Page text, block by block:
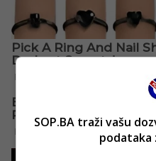
SOP.BA traži vašu
podataka